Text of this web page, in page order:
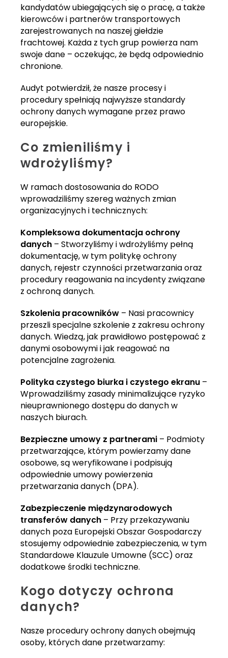
kandydatów ubiegających się o pracę, a także
kierowców i partnerów transportowych
zarejestrowanych na naszej giełdzie
frachtowej. Każda z tych grup powierza nam
swoje dane – oczekując, że będą odpowiednio
chronione.
Audyt potwierdził, że nasze procesy i
procedury spełniają najwyższe standardy
ochrony danych wymagane przez prawo
europejskie.
Co zmieniliśmy i
wdrożyliśmy?
W ramach dostosowania do RODO
wprowadziliśmy szereg ważnych zmian
organizacyjnych i technicznych:
Kompleksowa dokumentacja ochrony
danych – Stworzyliśmy i wdrożyliśmy pełną
dokumentację, w tym politykę ochrony
danych, rejestr czynności przetwarzania oraz
procedury reagowania na incydenty związane
z ochroną danych.
Szkolenia pracowników – Nasi pracownicy
przeszli specjalne szkolenie z zakresu ochrony
danych. Wiedzą, jak prawidłowo postępować z
danymi osobowymi i jak reagować na
potencjalne zagrożenia.
Polityka czystego biurka i czystego ekranu –
Wprowadziliśmy zasady minimalizujące ryzyko
nieuprawnionego dostępu do danych w
naszych biurach.
Bezpieczne umowy z partnerami – Podmioty
przetwarzające, którym powierzamy dane
osobowe, są weryfikowane i podpisują
odpowiednie umowy powierzenia
przetwarzania danych (DPA).
Zabezpieczenie międzynarodowych
transferów danych – Przy przekazywaniu
danych poza Europejski Obszar Gospodarczy
stosujemy odpowiednie zabezpieczenia, w tym
Standardowe Klauzule Umowne (SCC) oraz
dodatkowe środki techniczne.
Kogo dotyczy ochrona
danych?
Nasze procedury ochrony danych obejmują
osoby, których dane przetwarzamy: